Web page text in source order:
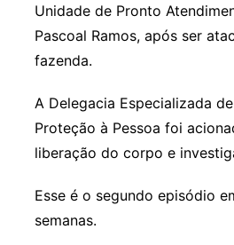
Unidade de Pronto
Pascoal Ramos, após ser
fazenda.
A Delegacia Especializada
Proteção à Pessoa foi
liberação do corpo e
Esse é o segundo episódio
semanas.